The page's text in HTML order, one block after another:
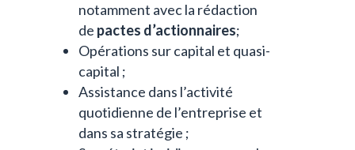
notamment avec la rédaction
de pactes d’actionnaires;
Opérations sur capital et quasi-
capital ;
Assistance dans l’activité
quotidienne de l’entreprise et
dans sa stratégie ;